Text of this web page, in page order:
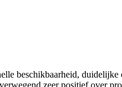
beschikbaarheid,
zeer positief over